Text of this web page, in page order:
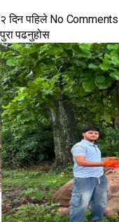
२ दिन पहिले No Comments
पुरा पढनुहोस